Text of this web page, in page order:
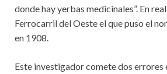
donde hay yerbas medicinales”. En
Ferrocarril del Oeste el que puso el
en 1908.
Este investigador comete dos errores